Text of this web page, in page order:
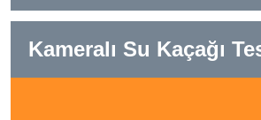
Kameralı Su Kaçağı